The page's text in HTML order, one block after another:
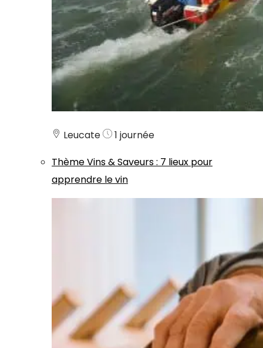
Leucate
1 journée
ThèmeVins & Saveurs: 7 lieux pour
apprendre le vin